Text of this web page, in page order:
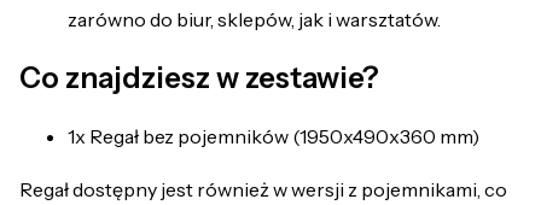
zarówno do biur, sklepów, jak i warsztatów.
Co znajdziesz w zestawie?
1x Regał bez pojemników (1950x490x360 mm)
Regał dostępny jest również w wersji z pojemnikami, co